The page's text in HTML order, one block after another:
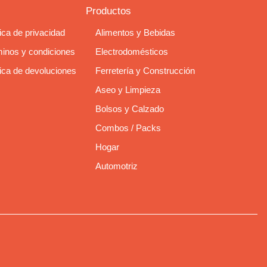
de privacidad
y condiciones
de devoluciones
Productos
Alimentos y Bebidas
Electrodomésticos
Ferretería y Construcción
Aseo y Limpieza
Bolsos y Calzado
Combos / Packs
Hogar
Automotriz